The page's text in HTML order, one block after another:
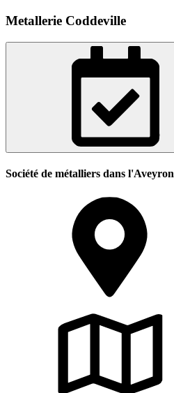
Metallerie Coddeville
Société de métalliers dans l'Aveyron